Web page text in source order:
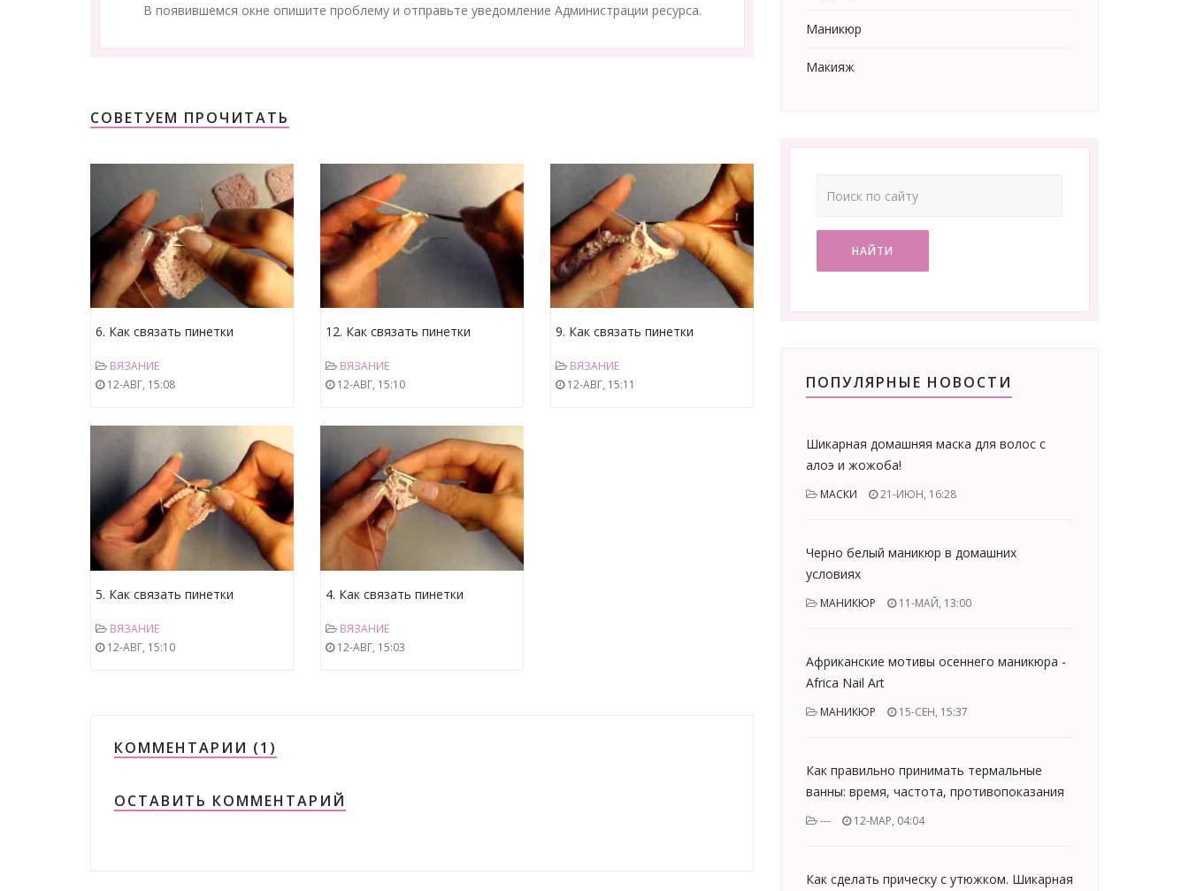
В появившемся окне опишите проблему и отправьте уведомление Администрации ресурса.
СОВЕТУЕМ ПРОЧИТАТЬ
6. Как связать пинетки
ВЯЗАНИЕ
12-АВГ, 15:08
12. Как связать пинетки
ВЯЗАНИЕ
12-АВГ, 15:10
9. Как связать пинетки
ВЯЗАНИЕ
12-АВГ, 15:11
5. Как связать пинетки
ВЯЗАНИЕ
12-АВГ, 15:10
4. Как связать пинетки
ВЯЗАНИЕ
12-АВГ, 15:03
КОММЕНТАРИИ (1)
ОСТАВИТЬ КОММЕНТАРИЙ
Маникюр
Макияж
НАЙТИ
ПОПУЛЯРНЫЕ НОВОСТИ
Шикарная домашняя маска для волос с
алоэ и жожоба!
МАСКИ 21-ИЮН, 16:28
Черно белый маникюр в домашних
условиях
МАНИКЮР 11-МАЙ, 13:00
Африканские мотивы осеннего маникюра -
Africa Nail Art
МАНИКЮР 15-СЕН, 15:37
Как правильно принимать термальные
ванны: время, частота, противопоказания
--- 12-МАР, 04:04
Как сделать прическу с утюжком. Шикарная